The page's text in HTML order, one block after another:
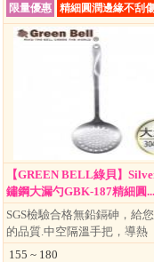
限量優惠
精細圓潤邊緣不刮
【GREEN BELL綠貝】
鏽鋼大漏勺GBK-187精細圓
SGS檢驗合格無鉛鎘砷，給
的品質.中空隔溫手把，導熱
155 ~ 180